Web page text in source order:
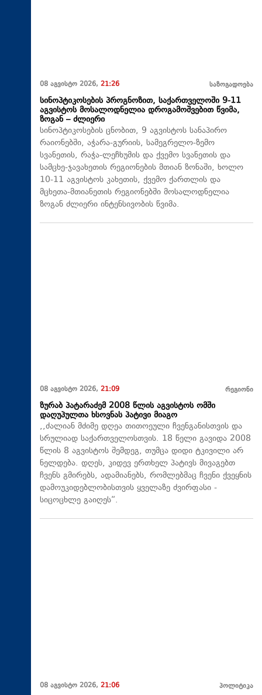
08 აგვისტო 2026, 21:26 საზოგადოება
სინოპტიკოსების პროგნოზით, საქართველოში 9-11
აგვისტოს მოსალოდნელია დროგამოშვებით წვიმა,
ზოგან – ძლიერი
სინოპტიკოსების ცნობით, 9 აგვისტოს სანაპირო
რაიონებში, აჭარა-გურიის, სამეგრელო-ზემო
სვანეთის, რაჭა-ლეჩხუმის და ქვემო სვანეთის და
სამცხე-ჯავახეთის რეგიონების მთიან ზონაში, ხოლო
10-11 აგვისტოს კახეთის, ქვემო ქართლის და
მცხეთა-მთიანეთის რეგიონებში მოსალოდნელია
ზოგან ძლიერი ინტენსივობის წვიმა.
08 აგვისტო 2026, 21:09 რეგიონი
ზურაბ პატარაძემ 2008 წლის აგვისტოს ომში
დაღუპულთა ხსოვნას პატივი მიაგო
,,ძალიან მძიმე დღეა თითოეული ჩვენგანისთვის და
სრულიად საქართველოსთვის. 18 წელი გავიდა 2008
წლის 8 აგვისტოს შემდეგ, თუმცა დიდი ტკივილი არ
ნელდება. დღეს, კიდევ ერთხელ პატივს მივაგებთ
ჩვენს გმირებს, ადამიანებს, რომლებმაც ჩვენი ქვეყნის
დამოუკიდებლობისთვის ყველაზე ძვირფასი -
სიცოცხლე გაიღეს“.
08 აგვისტო 2026, 21:06 პოლიტიკა